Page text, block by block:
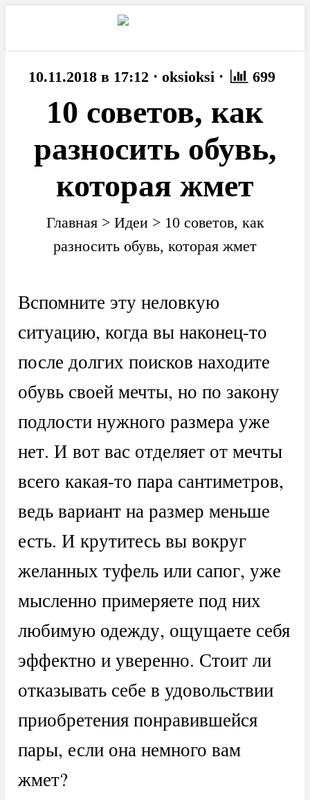
10.11.2018 в 17:12 · oksioksi · 699
10 советов, как
разносить обувь,
которая жмет
Главная> Идеи> 10 советов, как
разносить обувь, которая жмет
Вспомните эту неловкую
ситуацию, когда вы наконец-то
после долгих поисков находите
обувь своей мечты, но по закону
подлости нужного размера уже
нет. И вот вас отделяет от мечты
всего какая-то пара сантиметров,
ведь вариант на размер меньше
есть. И крутитесь вы вокруг
желанных туфель или сапог, уже
мысленно примеряете под них
любимую одежду, ощущаете себя
эффектно и уверенно. Стоит ли
отказывать себе в удовольствии
приобретения понравившейся
пары, если она немного вам
жмет?